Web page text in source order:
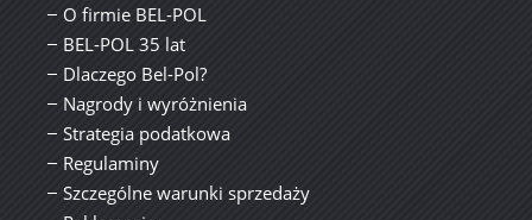
O firmie BEL-POL
BEL-POL 35 lat
Dlaczego Bel-Pol?
Nagrody i wyróżnienia
Strategia podatkowa
Regulaminy
Szczególne warunki sprzedaży